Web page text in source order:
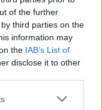
of the further
third parties on the
information may
the IAB’s List of
disclose it to other
2023